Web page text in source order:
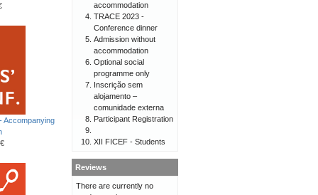
Accompanying
accommodation
TRACE 2023 -
Conference dinner
Admission without
accommodation
Optional social
programme only
Inscrição sem
alojamento –
comunidade externa
Participant Registration
XII FICEF - Students
Reviews
There are currently no